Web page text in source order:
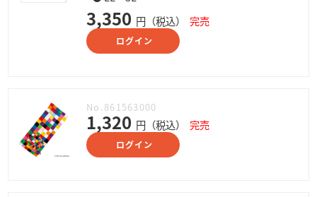
3,350 円（税込） 完売
ログイン
No.861563000
1,320 円（税込） 完売
ログイン